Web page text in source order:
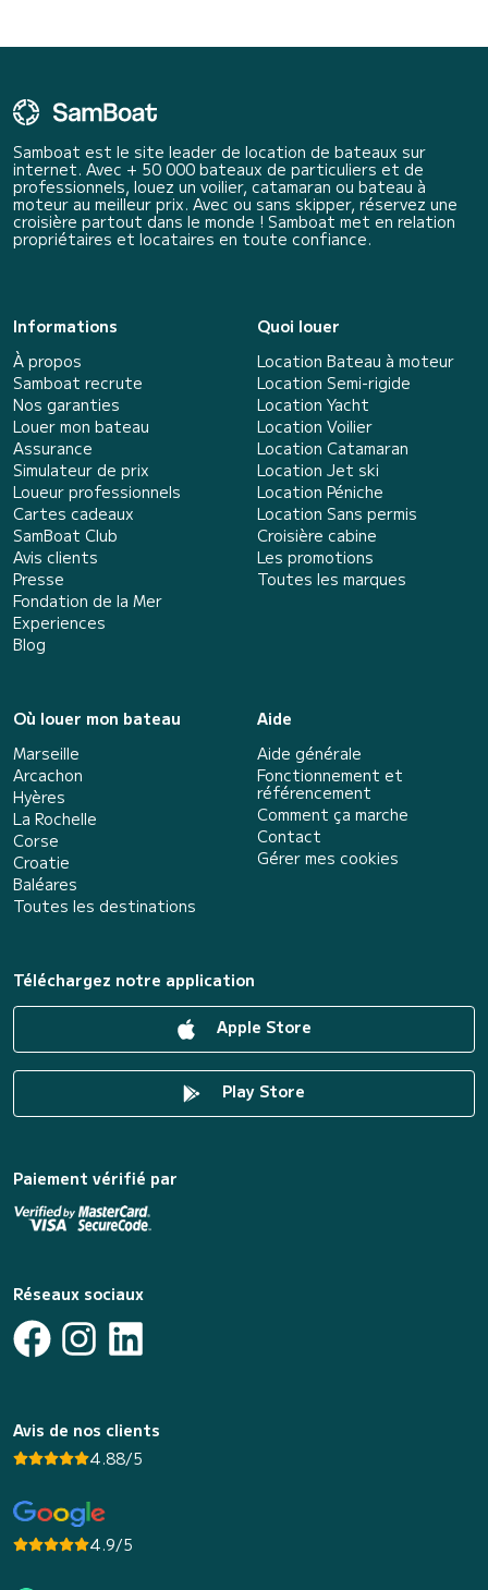
Samboat est le site leader de location de bateaux sur
internet. Avec + 50 000 bateaux de particuliers et de
professionnels, louez un voilier, catamaran ou bateau à
moteur au meilleur prix. Avec ou sans skipper, réservez une
croisière partout dans le monde ! Samboat met en relation
propriétaires et locataires en toute confiance.
Informations
À propos
Samboat recrute
Nos garanties
Louer mon bateau
Assurance
Simulateur de prix
Loueur professionnels
Cartes cadeaux
SamBoat Club
Avis clients
Presse
Fondation de la Mer
Experiences
Blog
Quoi louer
Location Bateau à moteur
Location Semi-rigide
Location Yacht
Location Voilier
Location Catamaran
Location Jet ski
Location Péniche
Location Sans permis
Croisière cabine
Les promotions
Toutes les marques
Où louer mon bateau
Marseille
Arcachon
Hyères
La Rochelle
Corse
Croatie
Baléares
Toutes les destinations
Aide
Aide générale
Fonctionnement et
référencement
Comment ça marche
Contact
Gérer mes cookies
Téléchargez notre application
Apple Store
Play Store
Paiement vérifié par
Réseaux sociaux
Avis de nos clients
4.88/5
4.9/5